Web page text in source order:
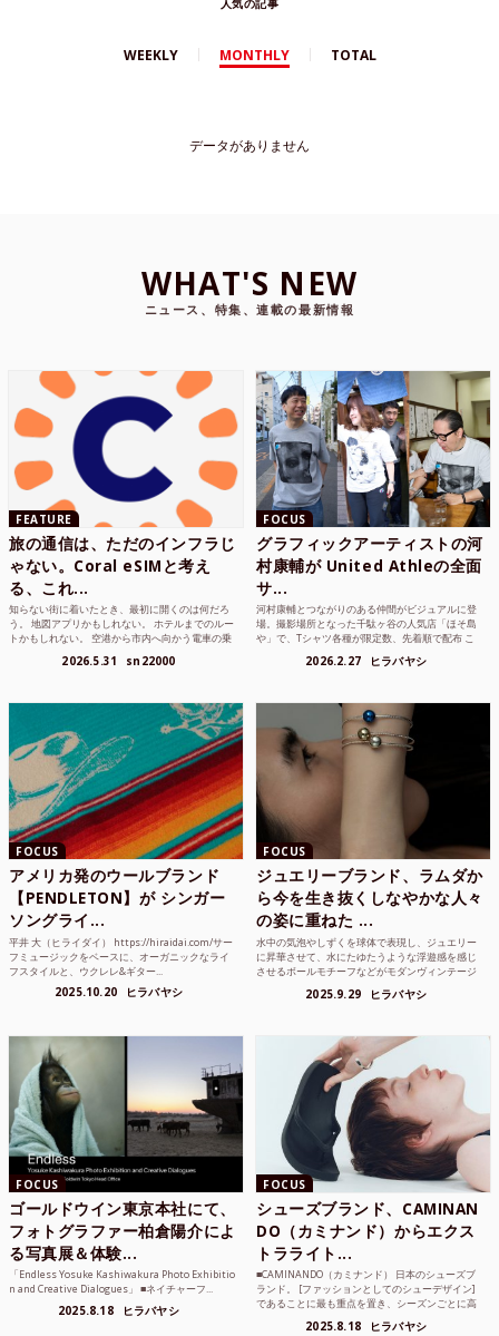
人気の記事
WEEKLY MONTHLY TOTAL
データがありません
WHAT'S NEW
ニュース、特集、連載の最新情報
FEATURE
旅の通信は、ただのインフラじ
ゃない。Coral eSIMと考え
る、これ...
知らない街に着いたとき、最初に開くのは何だろ
う。 地図アプリかもしれない。 ホテルまでのルー
トかもしれない。 空港から市内へ向かう電車の乗
2026.5.31 sn22000
FOCUS
グラフィックアーティストの河
村康輔が United Athleの全面
サ...
河村康輔とつながりのある仲間がビジュアルに登
場。撮影場所となった千駄ヶ谷の人気店「ほそ島
や」で、Tシャツ各種が限定数、先着順で配布 こ
2026.2.27 ヒラバヤシ
FOCUS
アメリカ発のウールブランド
【PENDLETON】が シンガー
ソングライ...
平井 大（ヒライダイ） https://hiraidai.com/サー
フミュージックをベースに、オーガニックなライ
フスタイルと、ウクレレ&ギター...
2025.10.20 ヒラバヤシ
FOCUS
ジュエリーブランド、ラムダか
ら今を生き抜くしなやかな人々
の姿に重ねた ...
水中の気泡やしずくを球体で表現し、ジュエリー
に昇華させて、水にたゆたうような浮遊感を感じ
させるボールモチーフなどがモダンヴィンテージ
2025.9.29 ヒラバヤシ
FOCUS
ゴールドウイン東京本社にて、
フォトグラファー柏倉陽介によ
る写真展＆体験...
「Endless Yosuke Kashiwakura Photo Exhibitio
n and Creative Dialogues」 ■ネイチャーフ...
2025.8.18 ヒラバヤシ
FOCUS
シューズブランド、CAMINAN
DO（カミナンド）からエクス
トラライト...
■CAMINANDO（カミナンド） 日本のシューズブ
ランド。 [ファッションとしてのシューデザイン]
であることに最も重点を置き、シーズンごとに高
2025.8.18 ヒラバヤシ